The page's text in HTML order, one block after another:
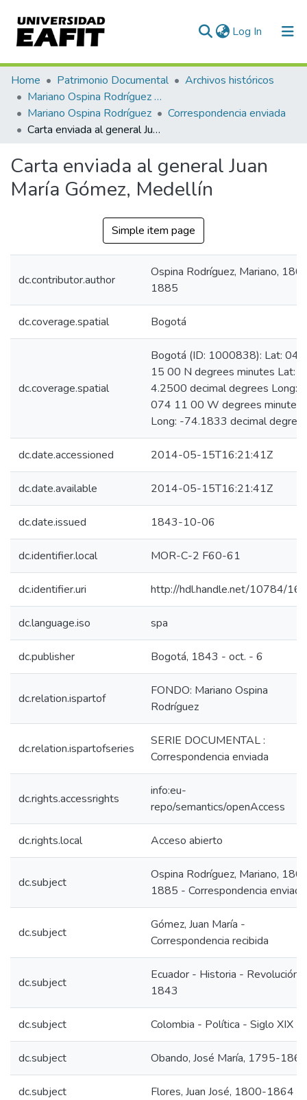
Log In (current)
Communities & Collections
All of DSpace
Statistics
Home Patrimonio Documental
Archivos históricos
Mariano Ospina Rodríguez (1826 -1912)
Mariano Ospina Rodríguez
Correspondencia enviada
Carta enviada al general Juan María Gómez, Medellín
Carta enviada al general Juan
María Gómez, Medellín
Simple item page
dc.contributor.author
Ospina Rodríguez, Mariano,
1885
dc.coverage.spatial Bogotá
dc.coverage.spatial
Bogotá (ID: 1000838): Lat: 04
15 00 N degrees minutes Lat:
4.2500 decimal degrees Long:
074 11 00 W degrees minutes
Long: -74.1833 decimal
dc.date.accessioned 2014-05-15T16:21:41Z
dc.date.available 2014-05-15T16:21:41Z
dc.date.issued 1843-10-06
dc.identifier.local MOR-C-2 F60-61
dc.identifier.uri http://hdl.handle.net/10784/
dc.language.iso spa
dc.publisher Bogotá, 1843 - oct. - 6
dc.relation.ispartof
FONDO: Mariano Ospina
Rodríguez
dc.relation.ispartofseries
SERIE DOCUMENTAL :
Correspondencia enviada
dc.rights.accessrights
info:eu-
repo/semantics/openAccess
dc.rights.local Acceso abierto
dc.subject
Ospina Rodríguez, Mariano,
1885 - Correspondencia enviada
dc.subject
Gómez, Juan María -
Correspondencia recibida
dc.subject
Ecuador - Historia - Revolución,
1843
dc.subject Colombia - Política - Siglo XIX
dc.subject Obando, José María, 1795-1861
dc.subject Flores, Juan José, 1800-1864